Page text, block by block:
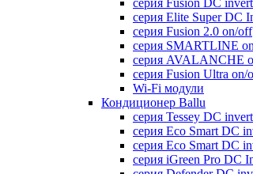
серия Fusion DC
серия Elite Super DC
серия Fusion 2.0 on/off
серия SMARTLINE
серия AVALANCHE
серия Fusion Ultra on/
Wi-Fi модули
Кондиционер Ballu
серия Tessey DC
серия Eco Smart DC
серия Eco Smart DC
серия iGreen Pro DC